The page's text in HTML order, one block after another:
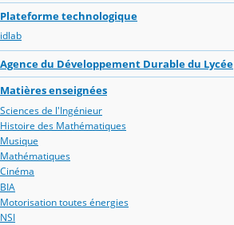
Plateforme technologique
idlab
Agence du Développement Durable du Lycée
Matières enseignées
Sciences de l'Ingénieur
Histoire des Mathématiques
Musique
Mathématiques
Cinéma
BIA
Motorisation toutes énergies
NSI